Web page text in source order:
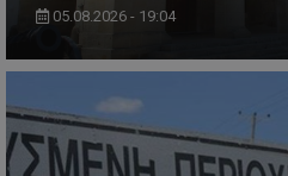
05.08.2026 - 19:04